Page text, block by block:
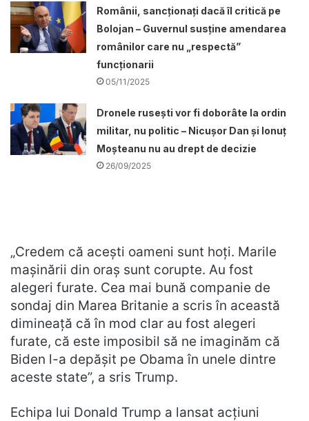
Românii, sancționați dacă îl critică pe
Bolojan – Guvernul susține amendarea
românilor care nu „respectă”
funcționarii
05/11/2025
Dronele ruseşti vor fi doborâte la ordin
militar, nu politic – Nicușor Dan și Ionuț
Moșteanu nu au drept de decizie
26/09/2025
„Credem că acești oameni sunt hoți. Marile
mașinării din oraș sunt corupte. Au fost
alegeri furate. Cea mai bună companie de
sondaj din Marea Britanie a scris în această
dimineață că în mod clar au fost alegeri
furate, că este imposibil să ne imaginăm că
Biden l-a depășit pe Obama în unele dintre
aceste state”, a sris Trump.
Echipa lui Donald Trump a lansat acțiuni